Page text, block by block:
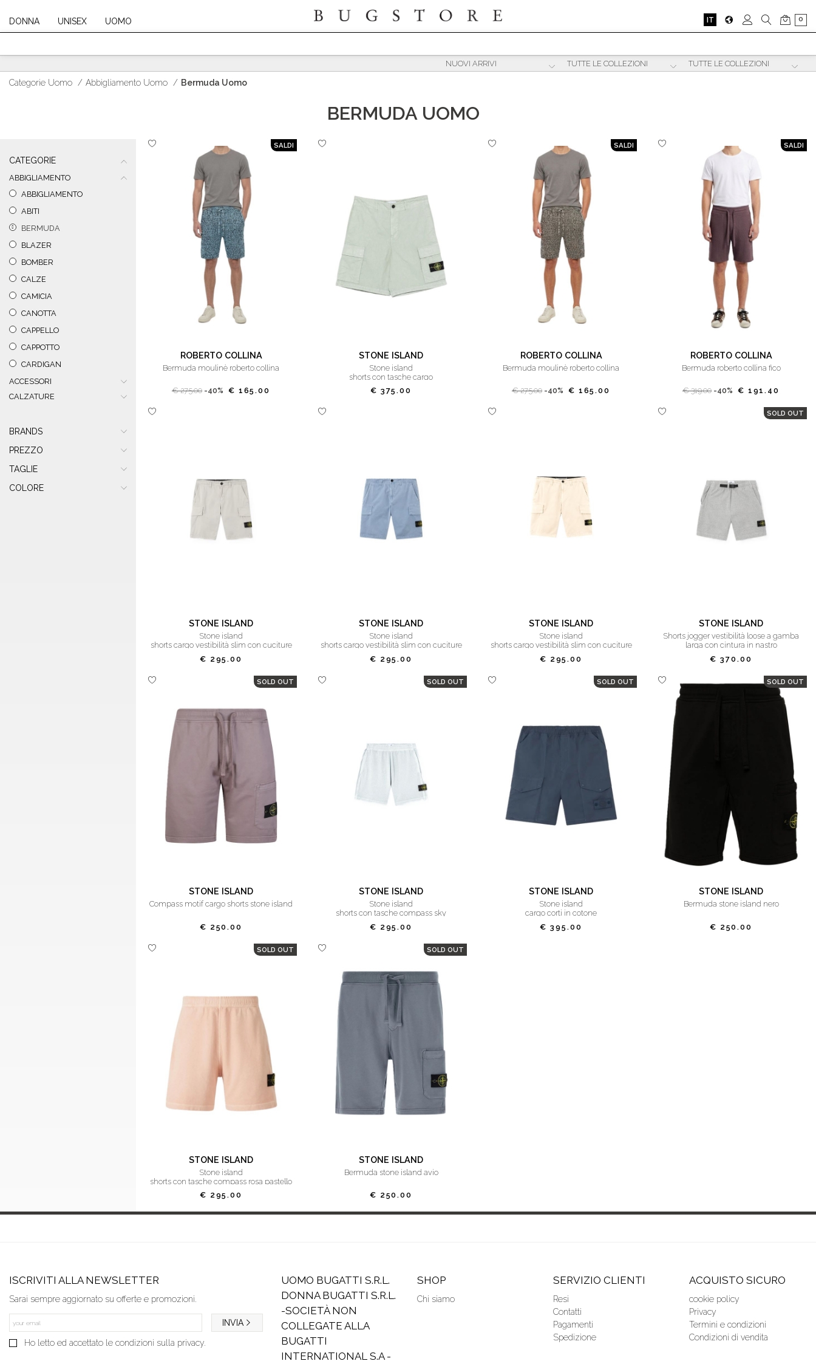
IT 0
DONNA UNISEX UOMO
Categorie Uomo / Abbigliamento Uomo / Bermuda Uomo
BERMUDA UOMO
CATEGORIE
ABBIGLIAMENTO
ABBIGLIAMENTO
ABITI
BERMUDA
BLAZER
BOMBER
CALZE
CAMICIA
CANOTTA
CAPPELLO
CAPPOTTO
CARDIGAN
CINTURA
COSTUME
FOULARD
GIACCA
GIACCONE
GILET
ACCESSORI
CALZATURE
BRANDS
PREZZO
TAGLIE
COLORE
SALDI
ROBERTO COLLINA
bermuda moulinè roberto collina
€ 275.00 -40% € 165.00
STONE ISLAND
stone island
shorts con tasche cargo
€ 375.00
SALDI
ROBERTO COLLINA
bermuda moulinè roberto collina
€ 275.00 -40% € 165.00
SALDI
ROBERTO COLLINA
bermuda roberto collina fico
€ 319.00 -40% € 191.40
STONE ISLAND
stone island
shorts cargo vestibilità slim con cuciture
€ 295.00
STONE ISLAND
stone island
shorts cargo vestibilità slim con cuciture
€ 295.00
STONE ISLAND
stone island
shorts cargo vestibilità slim con cuciture
€ 295.00
SOLD OUT
STONE ISLAND
shorts jogger vestibilità loose a gamba
larga con cintura in nastro
€ 370.00
SOLD OUT
STONE ISLAND
compass motif cargo shorts stone island
€ 250.00
SOLD OUT
STONE ISLAND
stone island
shorts con tasche compass sky
€ 295.00
SOLD OUT
STONE ISLAND
stone island
cargo corti in cotone
€ 395.00
SOLD OUT
STONE ISLAND
bermuda stone island nero
€ 250.00
SOLD OUT
STONE ISLAND
stone island
shorts con tasche compass rosa pastello
€ 295.00
SOLD OUT
STONE ISLAND
bermuda stone island avio
€ 250.00
ISCRIVITI ALLA NEWSLETTER
Sarai sempre aggiornato su offerte e promozioni.
Ho letto ed accettato le condizioni sulla privacy.
INVIA
UOMO BUGATTI S.R.L.
DONNA BUGATTI S.R.L.
-SOCIETÀ NON
COLLEGATE ALLA
BUGATTI
INTERNATIONAL S.A -
SHOP
Chi siamo
SERVIZIO CLIENTI
Resi
Contatti
Pagamenti
Spedizione
ACQUISTO SICURO
cookie policy
Privacy
Termini e condizioni
Condizioni di vendita